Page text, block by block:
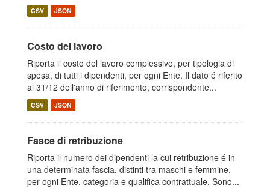
CSV JSON
Costo del lavoro
Riporta il costo del lavoro complessivo, per tipologia di
spesa, di tutti i dipendenti, per ogni Ente. Il dato é riferito
al 31/12 dell'anno di riferimento, corrispondente...
CSV JSON
Fasce di retribuzione
Riporta il numero dei dipendenti la cui retribuzione é in
una determinata fascia, distinti tra maschi e femmine,
per ogni Ente, categoria e qualifica contrattuale. Sono...